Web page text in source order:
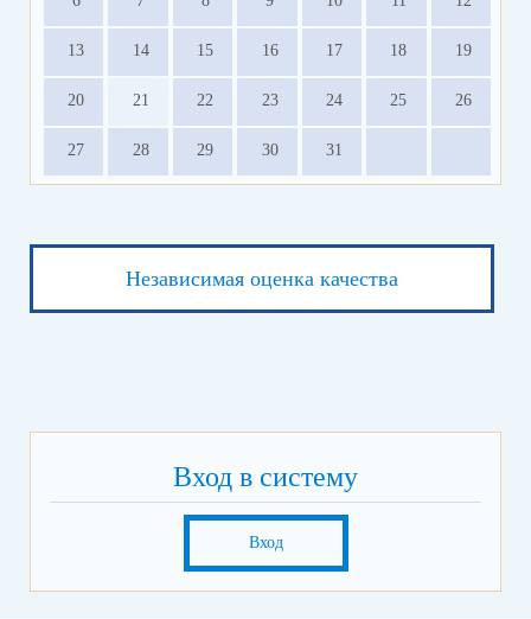
13 14 15 16 17 18 19
20 21 22 23 24 25 26
27 28 29 30 31
Независимая оценка качества
Вход в систему
Вход